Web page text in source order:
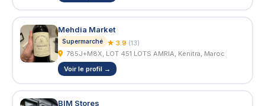
Mehdia Market
Supermarché ★ 3.9 (13)
785J+M8X, LOT 451 LOTS AMRIA, Kenitra, Maroc
Voir le profil →
BIM Stores